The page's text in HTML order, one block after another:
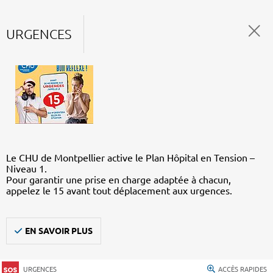
URGENCES
Le CHU de Montpellier active le Plan Hôpital en Tension –
Niveau 1.
Pour garantir une prise en charge adaptée à chacun,
appelez le 15 avant tout déplacement aux urgences.
EN SAVOIR PLUS
URGENCES ACCÈS RAPIDES